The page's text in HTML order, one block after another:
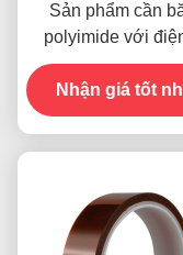
Sản phẩm cần
polyimide với
kháng 1000V
Nhận giá tốt